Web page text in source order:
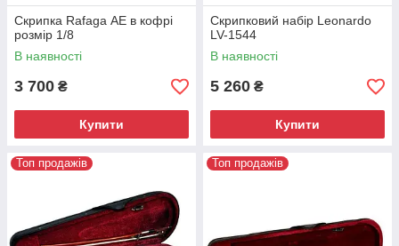
Скрипка Rafaga АЕ в кофрі
розмір 1/8
В наявності
3 700 ₴
Купити
Скрипковий набір Leonardo
LV-1544
В наявності
5 260 ₴
Купити
Топ продажів Топ продажів